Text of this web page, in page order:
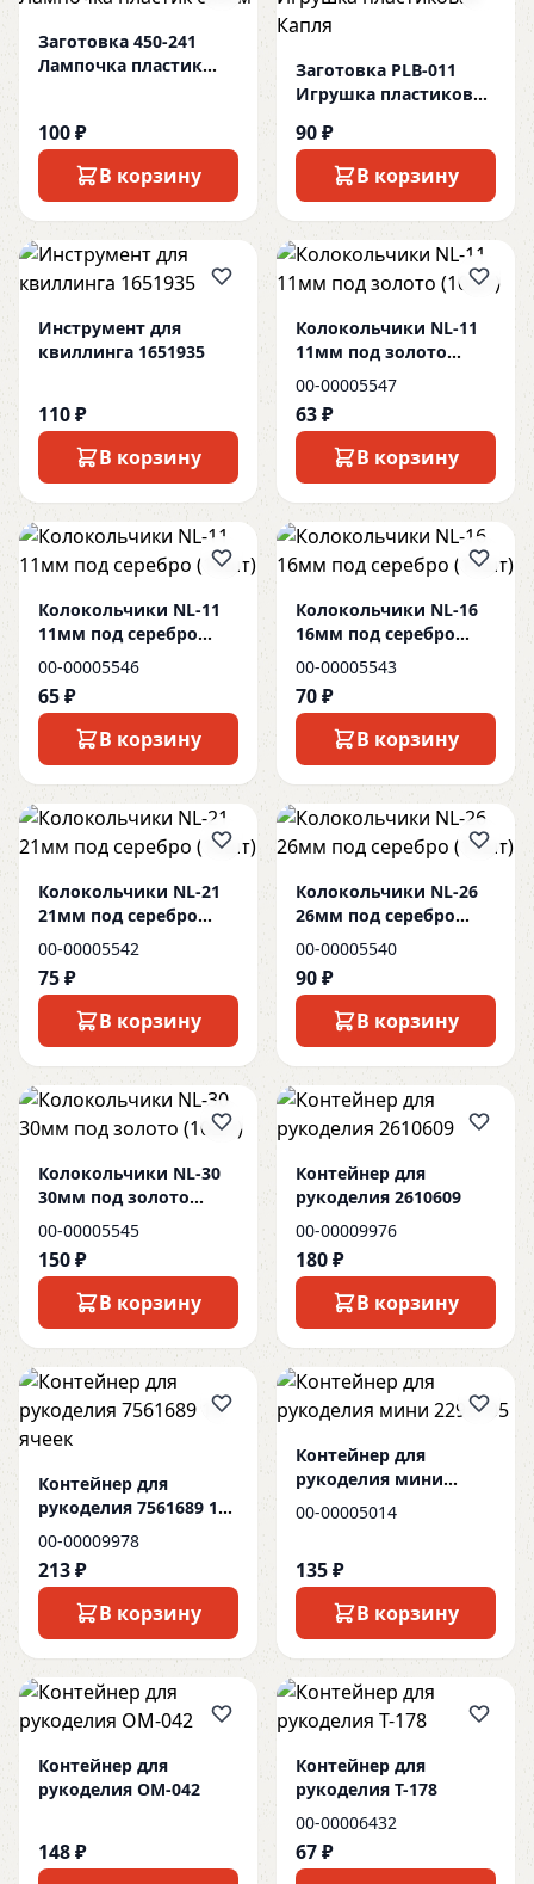
Заготовка 450-241
Лампочка пластик
100 ₽
В корзину
Заготовка PLB-011
Игрушка пластиковая
90 ₽
В корзину
Инструмент для
квиллинга 1651935
110 ₽
В корзину
Колокольчики NL-11
11мм под золото
(10шт)
00-00005547
63 ₽
В корзину
Колокольчики NL-11
11мм под серебро
(10шт)
00-00005546
65 ₽
В корзину
Колокольчики NL-16
16мм под серебро
(10шт)
00-00005543
70 ₽
В корзину
Колокольчики NL-21
21мм под серебро
(10шт)
00-00005542
75 ₽
В корзину
Колокольчики NL-26
26мм под серебро
(10шт)
00-00005540
90 ₽
В корзину
Колокольчики NL-30
30мм под золото
(10шт)
00-00005545
150 ₽
В корзину
Контейнер для
рукоделия 2610609
00-00009976
180 ₽
В корзину
Контейнер для
рукоделия 7561689 14
ячеек
00-00009978
213 ₽
В корзину
Контейнер для
рукоделия мини
2293705
00-00005014
135 ₽
В корзину
Контейнер для
рукоделия ОМ-042
148 ₽
Контейнер для
рукоделия Т-178
00-00006432
67 ₽